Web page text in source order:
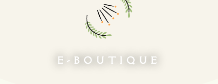
E-BOUTIQUE